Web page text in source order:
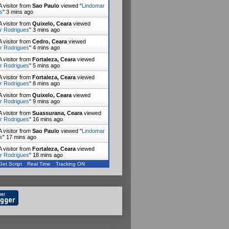
visitor from Iguatu, Cearaviewed
Rodrigues"2 mins ago
visitor from Sao Pauloviewed "Lindomar
"3 mins ago
visitor from Quixelo, Cearaviewed
Rodrigues" 3 mins ago
visitor from Cedro, Cearaviewed
Rodrigues" 4 mins ago
visitor from Fortaleza, Ceara viewed
Rodrigues" 5 mins ago
visitor from Fortaleza, Cearaviewed
Rodrigues" 8 mins ago
visitor from Quixelo, Cearaviewed
Rodrigues" 9 mins ago
visitor from Suassurana, Cearaviewed
Rodrigues"16 mins ago
visitor from Sao Paulo viewed "Lindomar
"17 mins ago
visitor fromFortaleza, Ceara viewed
Script Real Time Tracking ON